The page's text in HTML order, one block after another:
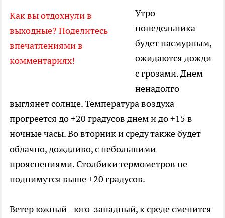
Как вы отдохнули в
выходные? Поделитесь
впечатлениями в
комментариях!
Утро
понедельника
будет пасмурным,
ожидаются дожди
с грозами. Днем
ненадолго
выглянет солнце. Температура воздуха
прогреется до +20 градусов днем и до +15 в
ночные часы. Во вторник и среду также будет
облачно, дождливо, с небольшими
прояснениями. Столбики термометров не
поднимутся выше +20 градусов.
Ветер южный - юго-западный, к среде сменится